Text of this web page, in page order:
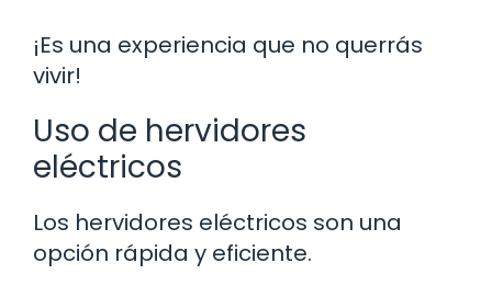
¡Es una experiencia que no querrás
vivir!
Uso de hervidores
eléctricos
Los hervidores eléctricos son una
opción rápida y eficiente.